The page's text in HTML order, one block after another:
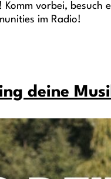
Komm vorbei,
im Radio!
deine